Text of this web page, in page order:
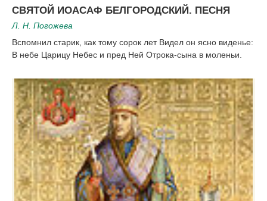
СВЯТОЙ ИОАСАФ БЕЛГОРОДСКИЙ. ПЕСНЯ
Л. Н. Погожева
Вспомнил старик, как тому сорок лет Видел он ясно виденье:
В небе Царицу Небес и пред Ней Отрока-сына в моленьи.